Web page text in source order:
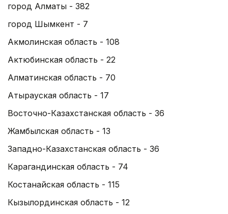
город Алматы - 382
город Шымкент - 7
Акмолинская область - 108
Актюбинская область - 22
Алматинская область - 70
Атырауская область - 17
Восточно-Казахстанская область - 36
Жамбылская область - 13
Западно-Казахстанская область - 36
Карагандинская область - 74
Костанайская область - 115
Кызылординская область - 12